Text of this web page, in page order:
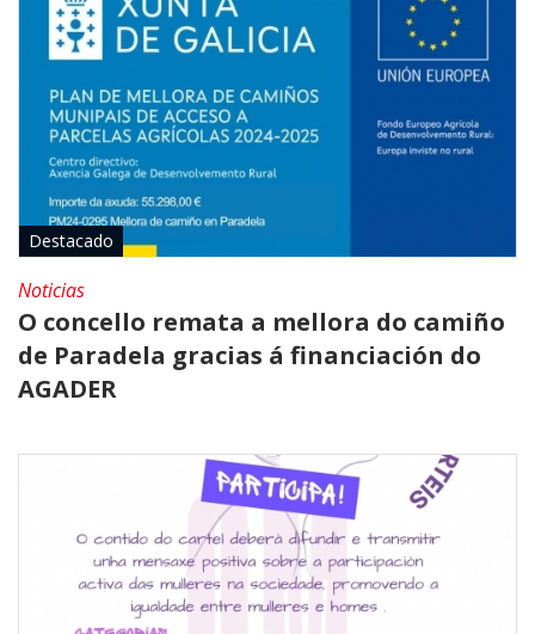
Destacado
Noticias
O concello remata a mellora do camiño
de Paradela gracias á financiación do
AGADER